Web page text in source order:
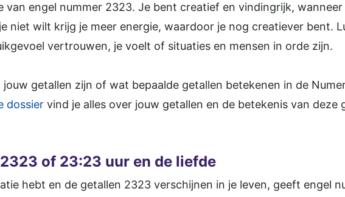
van engel nummer 2323. Je bent creatief en vindingrijk,
niet wilt krijg je meer energie, waardoor je nog creatiever bent.
vertrouwen, je voelt of situaties en mensen in orde zijn.
getallen zijn of wat bepaalde getallen betekenen in de
dossier vind je alles over jouw getallen en de betekenis van deze
of 23:23 uur en de liefde
hebt en de getallen 2323 verschijnen in je leven, geeft engel